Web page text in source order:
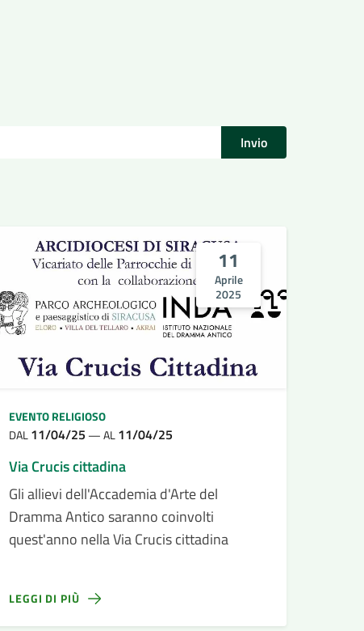
Invio
11
Aprile
2025
EVENTO RELIGIOSO
DAL11/04/25 —AL11/04/25
Via Crucis cittadina
Gli allievi dell'Accademia d'Arte del
Dramma Antico saranno coinvolti
quest'anno nella Via Crucis cittadina
LEGGI DI PIÙ